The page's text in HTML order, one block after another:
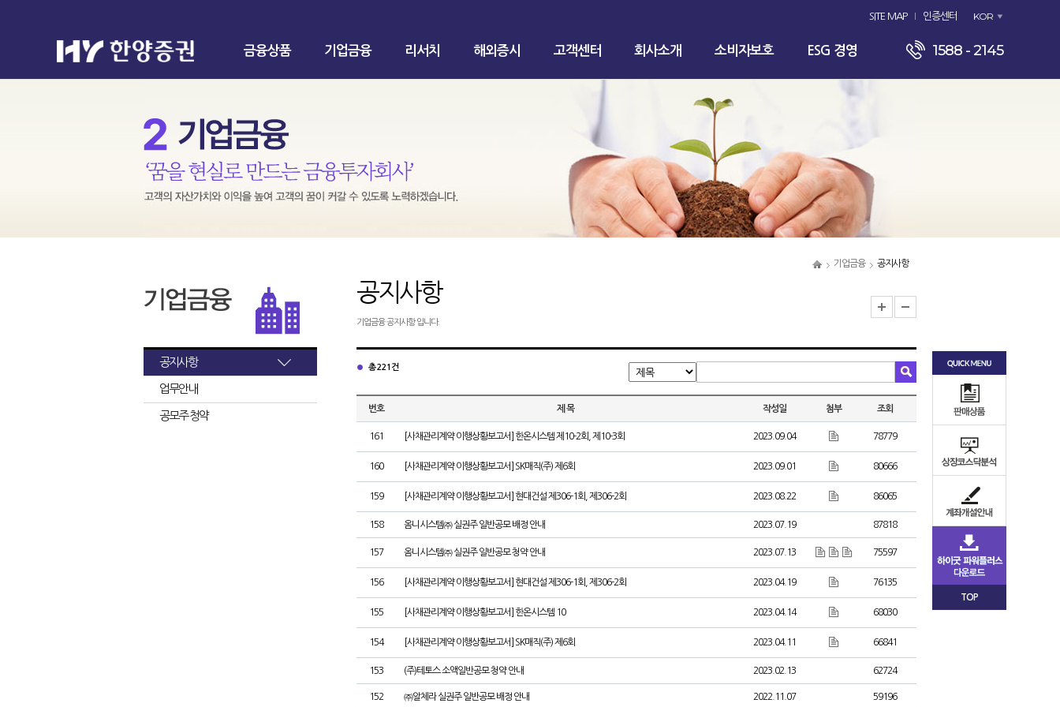
SITE MAP 인증센터 KOR
금융상품 기업금융 리서치 해외증시 고객센터 회사소개 소비자보호 ESG 경영 1588 - 2145
기업금융 공지사항
공지사항
업무안내
공모주 청약
공지사항
기업금융 공지사항 입니다.
총 221건
번호 제 목 작성일 첨부 조회
161 [사채관리계약 이행상황보고서] 한온시스템 제10-2회, 제10-3회 2023.09.04 78779
160 [사채관리계약 이행상황보고서] SK매직(주) 제6회 2023.09.01 80666
159 [사채관리계약 이행상황보고서] 현대건설 제306-1회, 제306-2회 2023.08.22 86065
158 옴니시스템㈜ 실권주 일반공모 배정 안내 2023.07.19 87818
157 옴니시스템㈜ 실권주 일반공모 청약 안내 2023.07.13 75597
156 [사채관리계약 이행상황보고서] 현대건설 제306-1회, 제306-2회 2023.04.19 76135
155 [사채관리계약 이행상황보고서] 한온시스템 10 2023.04.14 68030
154 [사채관리계약 이행상황보고서] SK매직(주) 제6회 2023.04.11 66841
153 (주)테토스 소액일반공모 청약 안내 2023.02.13 62724
152 ㈜알체라 실권주 일반공모 배정 안내 2022.11.07 59196
TOP